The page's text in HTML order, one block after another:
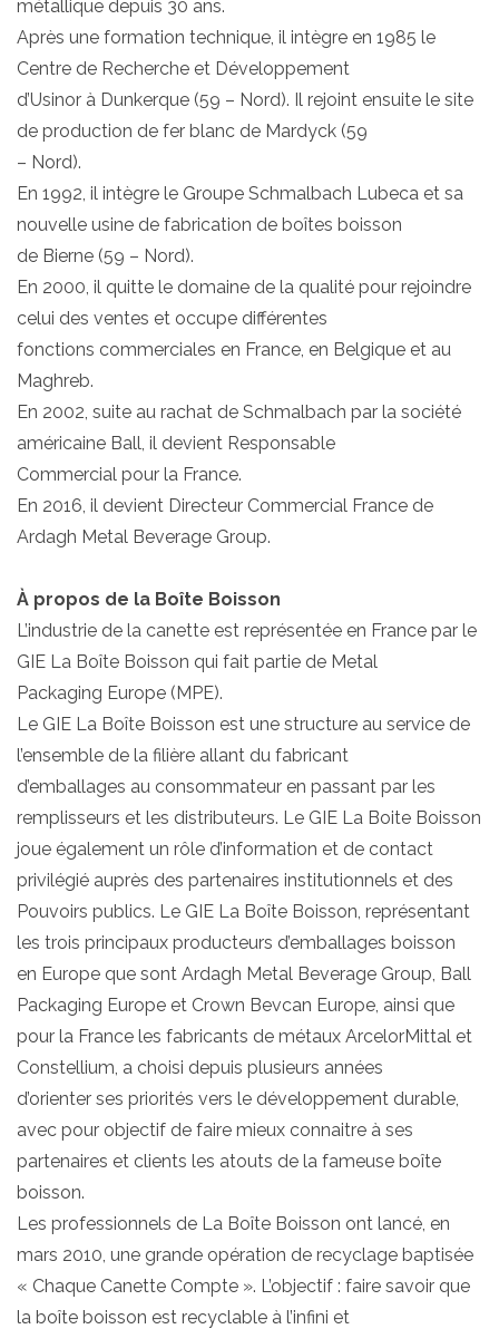
métallique depuis 30 ans.
Après une formation technique, il intègre en 1985 le
Centre de Recherche et Développement
d’Usinor à Dunkerque (59 – Nord). Il rejoint ensuite le site
de production de fer blanc de Mardyck (59
– Nord).
En 1992, il intègre le Groupe Schmalbach Lubeca et sa
nouvelle usine de fabrication de boîtes boisson
de Bierne (59 – Nord).
En 2000, il quitte le domaine de la qualité pour rejoindre
celui des ventes et occupe différentes
fonctions commerciales en France, en Belgique et au
Maghreb.
En 2002, suite au rachat de Schmalbach par la société
américaine Ball, il devient Responsable
Commercial pour la France.
En 2016, il devient Directeur Commercial France de
Ardagh Metal Beverage Group.
À propos de la Boîte Boisson
L’industrie de la canette est représentée en France par le
GIE La Boîte Boisson qui fait partie de Metal
Packaging Europe (MPE).
Le GIE La Boîte Boisson est une structure au service de
l’ensemble de la filière allant du fabricant
d’emballages au consommateur en passant par les
remplisseurs et les distributeurs. Le GIE La Boite Boisson
joue également un rôle d’information et de contact
privilégié auprès des partenaires institutionnels et des
Pouvoirs publics. Le GIE La Boîte Boisson, représentant
les trois principaux producteurs d’emballages boisson
en Europe que sont Ardagh Metal Beverage Group, Ball
Packaging Europe et Crown Bevcan Europe, ainsi que
pour la France les fabricants de métaux ArcelorMittal et
Constellium, a choisi depuis plusieurs années
d’orienter ses priorités vers le développement durable,
avec pour objectif de faire mieux connaitre à ses
partenaires et clients les atouts de la fameuse boîte
boisson.
Les professionnels de La Boîte Boisson ont lancé, en
mars 2010, une grande opération de recyclage baptisée
« Chaque Canette Compte ». L’objectif : faire savoir que
la boîte boisson est recyclable à l’infini et